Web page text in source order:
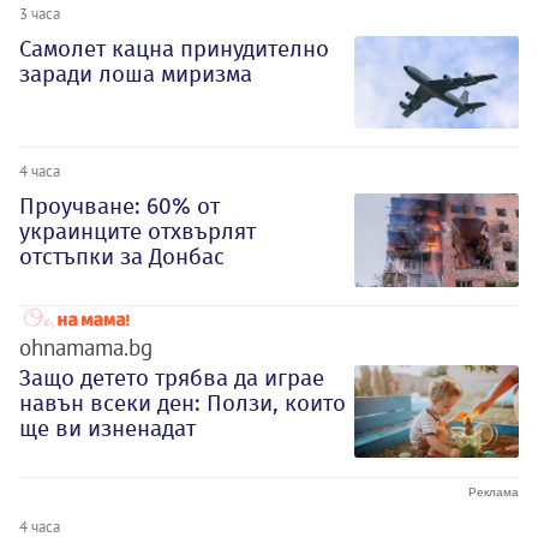
3 часа
Самолет кацна принудително
заради лоша миризма
4 часа
Проучване: 60% от
украинците отхвърлят
отстъпки за Донбас
ohnamama.bg
Защо детето трябва да играе
навън всеки ден: Ползи, които
ще ви изненадат
4 часа